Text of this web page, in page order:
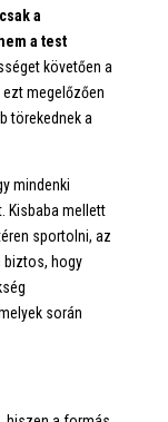
a
a test
követően a
ezt megelőzően
törekednek a
mindenki
Kisbaba mellett
sportolni, az
biztos, hogy
során